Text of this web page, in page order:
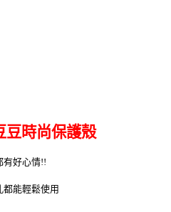
豆時尚保護殼
有好心情!!
都能輕鬆使用